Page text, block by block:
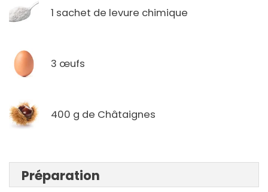
1 sachet de levure chimique
3 œufs
400 g de Châtaignes
Préparation